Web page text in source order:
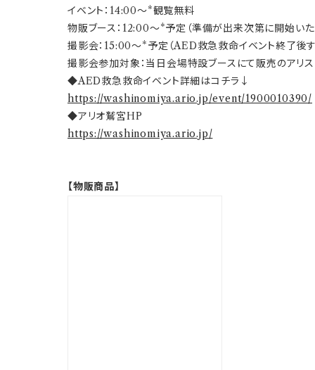
イベント：14:00～*観覧無料
物販ブース：12:00～*予定（準備が出来次第に開始いた
撮影会：15:00～*予定（AED救急救命イベント終了後
撮影会参加対象：当日会場特設ブースにて販売のアリ
◆AED救急救命イベント詳細はコチラ↓
https://washinomiya.ario.jp/event/1900010390/
◆アリオ鷲宮HP
https://washinomiya.ario.jp/
【物販商品】